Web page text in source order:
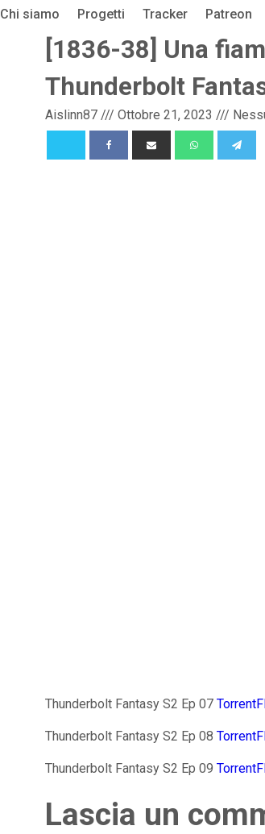
Chi siamo Progetti Tracker Patreon
[1836-38] Una
Thunderbolt
Aislinn87 /// Ottobre 21, 2023 ///
Thunderbolt Fantasy S2 Ep 07
Thunderbolt Fantasy S2 Ep 08
Thunderbolt Fantasy S2 Ep 09
Lascia un